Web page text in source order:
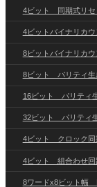
4ビット 同期式リセ
4ビットバイナリカウ
8ビットバイナリカウ
8ビット パリティ生
16ビット パリティ
32ビット パリティ
4ビット クロック同
4ビット 組合わせ回
8ワードx8ビット幅